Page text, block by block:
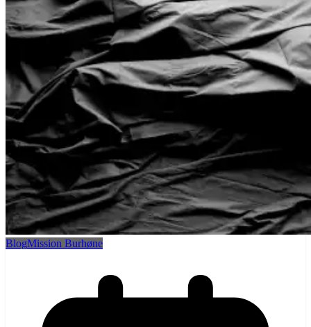
BlogMission Burhøne